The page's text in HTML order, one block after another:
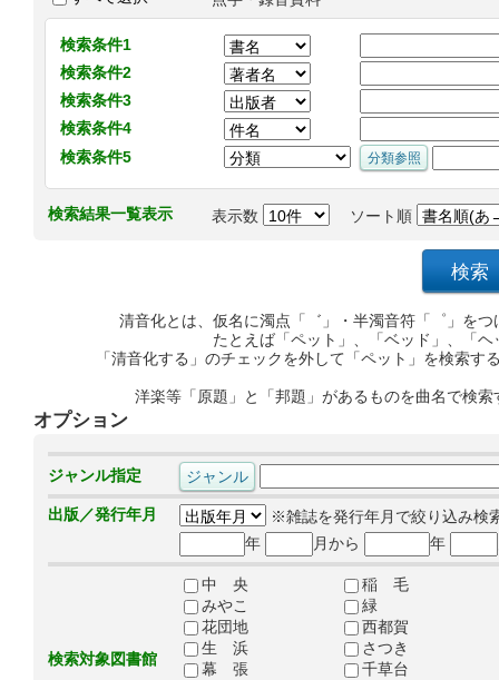
検索条件1
検索条件2
検索条件3
検索条件4
検索条件5
検索結果一覧表示 表示数 ソート順
清音化とは、仮名に濁点「゛」・半濁音符「゜」を
たとえば「ペット」、「ベッド」、「
「清音化する」のチェックを外して「ペット」を検索
洋楽等「原題」と「邦題」があるものを曲名で検
オプション
ジャンル指定
出版／発行年月
※雑誌を発行年月で絞り込み検
年
月から 年
検索対象図書館
中 央
稲 毛
みやこ
緑
花団地
西都賀
生 浜
さつき
幕 張
千草台